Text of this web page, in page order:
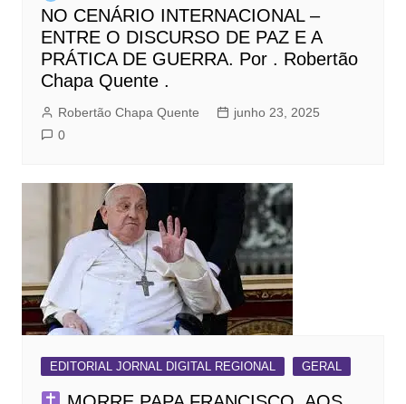
NO CENÁRIO INTERNACIONAL –
ENTRE O DISCURSO DE PAZ E A
PRÁTICA DE GUERRA. Por . Robertão
Chapa Quente .
Robertão Chapa Quente
junho 23, 2025
0
EDITORIAL JORNAL DIGITAL REGIONAL GERAL